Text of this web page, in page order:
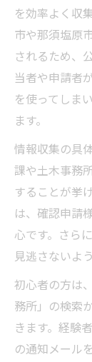
を効率よく収
市や那須塩原
されるため、
当者や申請者
を使ってしま
ます。
情報収集の具
課や土木事務
することが挙
は、確認申請
心です。さら
見逃さないよ
初心者の方は
務所」の検索
きます。経験
の通知メール